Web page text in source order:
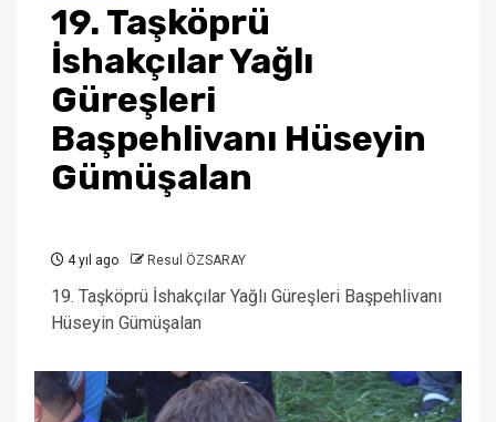
19. Taşköprü
İshakçılar Yağlı
Güreşleri
Başpehlivanı Hüseyin
Gümüşalan
4 yıl ago Resul ÖZSARAY
19. Taşköprü İshakçılar Yağlı Güreşleri Başpehlivanı
Hüseyin Gümüşalan